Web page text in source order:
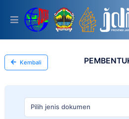
This
includes
accessibility
system.
Kembali
Pilih jenis dokumen